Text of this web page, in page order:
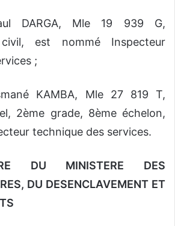
DARGA, Mle 19 939 G,
civil, est nommé Inspecteur
;
KAMBA, Mle 27 819 T,
2ème grade, 8ème échelon,
technique des services.
DU MINISTERE DES
DU DESENCLAVEMENT ET